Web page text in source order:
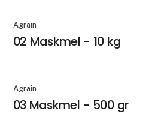
Agrain
02 Maskmel - 10 kg
Agrain
03 Maskmel - 500 gr